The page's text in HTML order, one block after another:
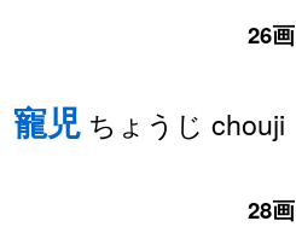
26画
寵児 ちょうじ chouji
28画